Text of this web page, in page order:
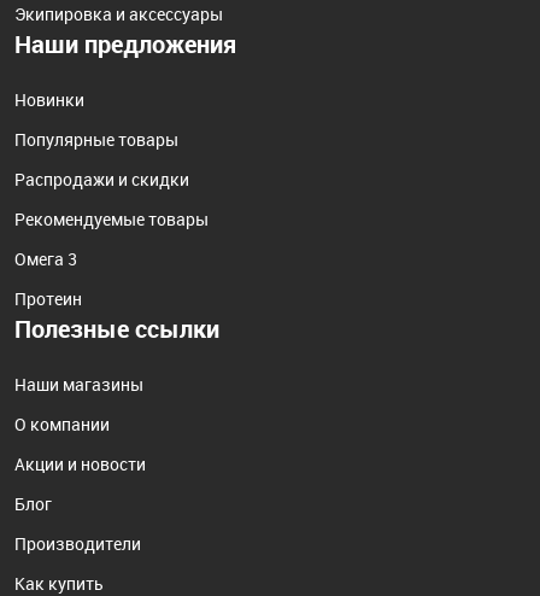
Экипировка и аксессуары
Наши предложения
Новинки
Популярные товары
Распродажи и скидки
Рекомендуемые товары
Омега 3
Протеин
Полезные ссылки
Наши магазины
О компании
Акции и новости
Блог
Производители
Как купить